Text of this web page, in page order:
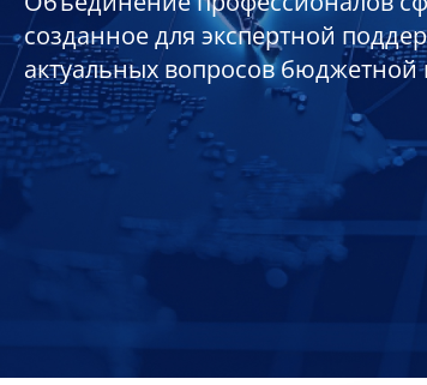
созданное для экспертной
актуальных вопросов бюджетной